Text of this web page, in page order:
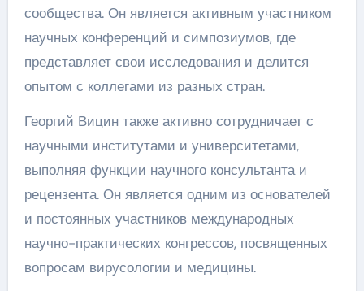
сообщества. Он является активным участником
научных конференций и симпозиумов, где
представляет свои исследования и делится
опытом с коллегами из разных стран.
Георгий Вицин также активно сотрудничает с
научными институтами и университетами,
выполняя функции научного консультанта и
рецензента. Он является одним из основателей
и постоянных участников международных
научно-практических конгрессов, посвященных
вопросам вирусологии и медицины.